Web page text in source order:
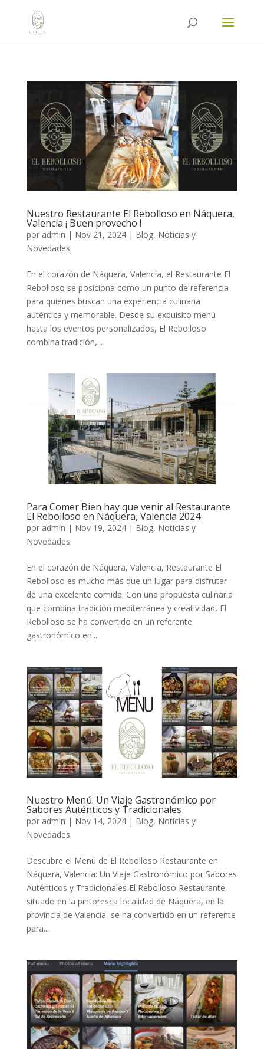
Nuestro Restaurante El Rebolloso en Náquera,
Valencia ¡ Buen provecho !
por admin | Nov 21, 2024| Blog, Noticias y
Novedades
En el corazón de Náquera, Valencia, el Restaurante El
Rebolloso se posiciona como un punto de referencia
para quienes buscan una experiencia culinaria
auténtica y memorable. Desde su exquisito menú
hasta los eventos personalizados, El Rebolloso
combina tradición,...
Para Comer Bien hay que venir al Restaurante
El Rebolloso en Náquera, Valencia 2024
por admin | Nov 19, 2024| Blog, Noticias y
Novedades
En el corazón de Náquera, Valencia, Restaurante El
Rebolloso es mucho más que un lugar para disfrutar
de una excelente comida. Con una propuesta culinaria
que combina tradición mediterránea y creatividad, El
Rebolloso se ha convertido en un referente
gastronómico en...
Nuestro Menú: Un Viaje Gastronómico por
Sabores Auténticos y Tradicionales
por admin | Nov 14, 2024| Blog, Noticias y
Novedades
Descubre el Menú de El Rebolloso Restaurante en
Náquera, Valencia: Un Viaje Gastronómico por Sabores
Auténticos y Tradicionales El Rebolloso Restaurante,
situado en la pintoresca localidad de Náquera, en la
provincia de Valencia, se ha convertido en un referente
para...